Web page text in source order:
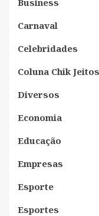
Carnaval
Celebridades
Coluna Chik
Diversos
Economia
Educação
Empresas
Esporte
Esportes